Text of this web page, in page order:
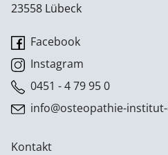
23558 Lübeck
Facebook
Instagram
0451 - 4 79 95 0
info@osteopathie-
Kontakt